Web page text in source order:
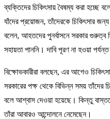
ব্যক্তিদের চিকিৎসায় বৈষম্য করা হচ্ছে
যাঁদের প্রয়োজন, তাঁদেরকে চিকিৎসার
বলেন, আহতদের পুনর্বাসনে সরকার
সহায়তা পাননি। দাবি পূরণ না হওয়া
বিক্ষোভকারীরা বলছেন, এর আগেও
সরকারের পক্ষ থেকে বিভিন্ন সময় তাঁদের
বলে আশ্বাস দেওয়া হয়েছে। কিন্তু
তাঁরা আবারও আন্দোলনে নেমেছেন।